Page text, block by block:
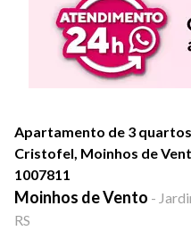
Apartamento de 3 quartos
Cristofel, Moinhos de
1007811
Moinhos de Vento -
RS